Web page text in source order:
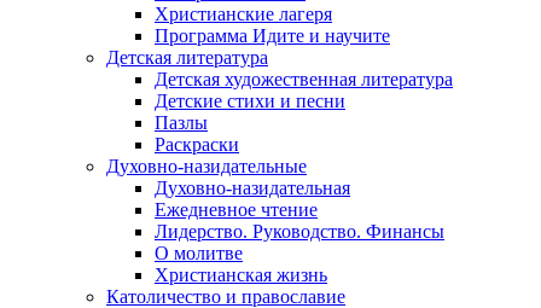
Христианские лагеря
Программа Идите и научите
Детская литература
Детская художественная литература
Детские стихи и песни
Пазлы
Раскраски
Духовно-назидательные
Духовно-назидательная
Ежедневное чтение
Лидерство. Руководство. Финансы
О молитве
Христианская жизнь
Католичество и православие